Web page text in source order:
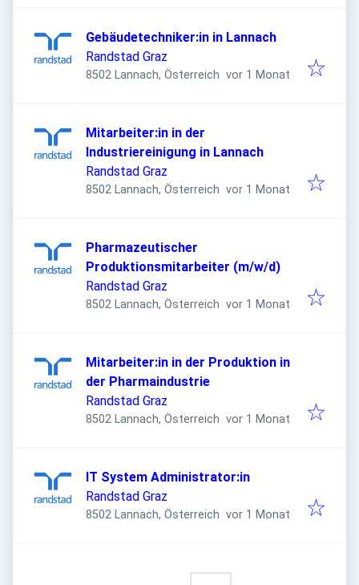
Gebäudetechniker:in in Lannach
Randstad Graz
8502 Lannach, Österreich Veröffentlicht
vor 1 Monat
Mitarbeiter:in in der
Industriereinigung in Lannach
Randstad Graz
8502 Lannach, Österreich Veröffentlicht
vor 1 Monat
Pharmazeutischer
Produktionsmitarbeiter (m/w/d)
Randstad Graz
8502 Lannach, Österreich Veröffentlicht
vor 1 Monat
Mitarbeiter:in in der Produktion in
der Pharmaindustrie
Randstad Graz
8502 Lannach, Österreich Veröffentlicht
vor 1 Monat
IT System Administrator:in
Randstad Graz
8502 Lannach, Österreich Veröffentlicht
vor 1 Monat